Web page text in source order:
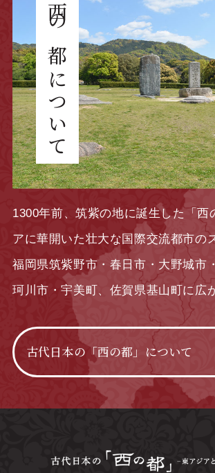
西の都について
1300年前、筑紫の地に誕生した「西
アに華開いた壮大な国際交流都市の
福岡県筑紫野市・春日市・大野城市
珂川市・宇美町、佐賀県基山町に広
古代日本の「西の都」について